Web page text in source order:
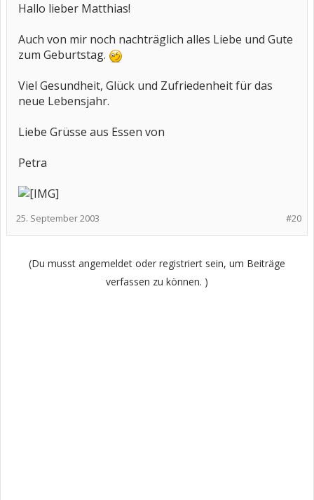
Hallo lieber Matthias!
Auch von mir noch nachträglich alles Liebe und Gute
zum Geburtstag.
Viel Gesundheit, Glück und Zufriedenheit für das
neue Lebensjahr.
Liebe Grüsse aus Essen von
Petra
#20
25. September 2003
(Du musst angemeldet oder registriert sein, um Beiträge
verfassen zu können. )